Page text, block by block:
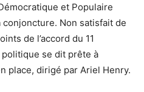
et Populaire
conjoncture. Non satisfait de
de l’accord du 11
se dit prête à
place, dirigé par Ariel Henry.